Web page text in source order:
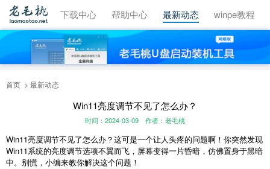
视频教程 下载中心 帮助中心 最新动态 winpe教程
首页 最新动态
Win11亮度调节不见了怎么办？
时间：2024-03-09 作者：老毛桃
Win11亮度调节不见了怎么办？这可是一个让人头疼的问题啊！你突然发现
Win11系统的亮度调节选项不翼而飞，屏幕变得一片昏暗，仿佛置身于黑暗
中。别慌，小编来教你解决这个问题！